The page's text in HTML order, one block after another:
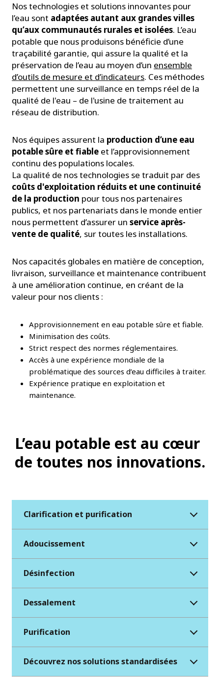
Nos technologies et solutions innovantes pour
l’eau sont adaptées autant aux grandes villes
qu’aux communautés rurales et isolées. L’eau
potable que nous produisons bénéficie d’une
traçabilité garantie, qui assure la qualité et la
préservation de l’eau au moyen d’un ensemble
d’outils de mesure et d’indicateurs. Ces méthodes
permettent une surveillance en temps réel de la
qualité de l'eau – de l'usine de traitement au
réseau de distribution.
Nos équipes assurent la production d’une eau
potable sûre et fiable et l’approvisionnement
continu des populations locales.
La qualité de nos technologies se traduit par des
coûts d'exploitation réduits et une continuité
de la production pour tous nos partenaires
publics, et nos partenariats dans le monde entier
nous permettent d’assurer un service après-
vente de qualité, sur toutes les installations.
Nos capacités globales en matière de conception,
livraison, surveillance et maintenance contribuent
à une amélioration continue, en créant de la
valeur pour nos clients :
Approvisionnement en eau potable sûre et fiable.
Minimisation des coûts.
Strict respect des normes réglementaires.
Accès à une expérience mondiale de la
problématique des sources d’eau difficiles à traiter.
Expérience pratique en exploitation et
maintenance.
L’eau potable est au cœur
de toutes nos innovations.
Clarification et purification
Adoucissement
Désinfection
Dessalement
Purification
Découvrez nos solutions standardisées